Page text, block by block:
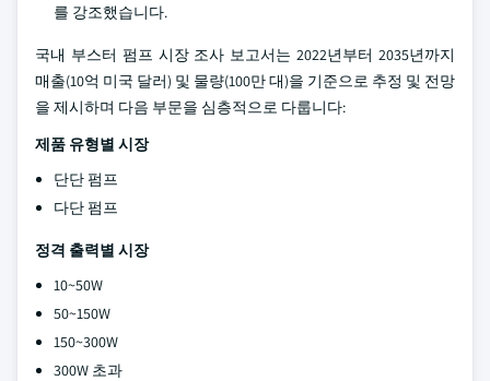
를 강조했습니다.
국내 부스터 펌프 시장 조사 보고서는 2022년부터 2035년까지
매출(10억 미국 달러) 및 물량(100만 대)을 기준으로 추정 및 전망
을 제시하며 다음 부문을 심층적으로 다룹니다:
제품 유형별 시장
단단 펌프
다단 펌프
정격 출력별 시장
10~50W
50~150W
150~300W
300W 초과